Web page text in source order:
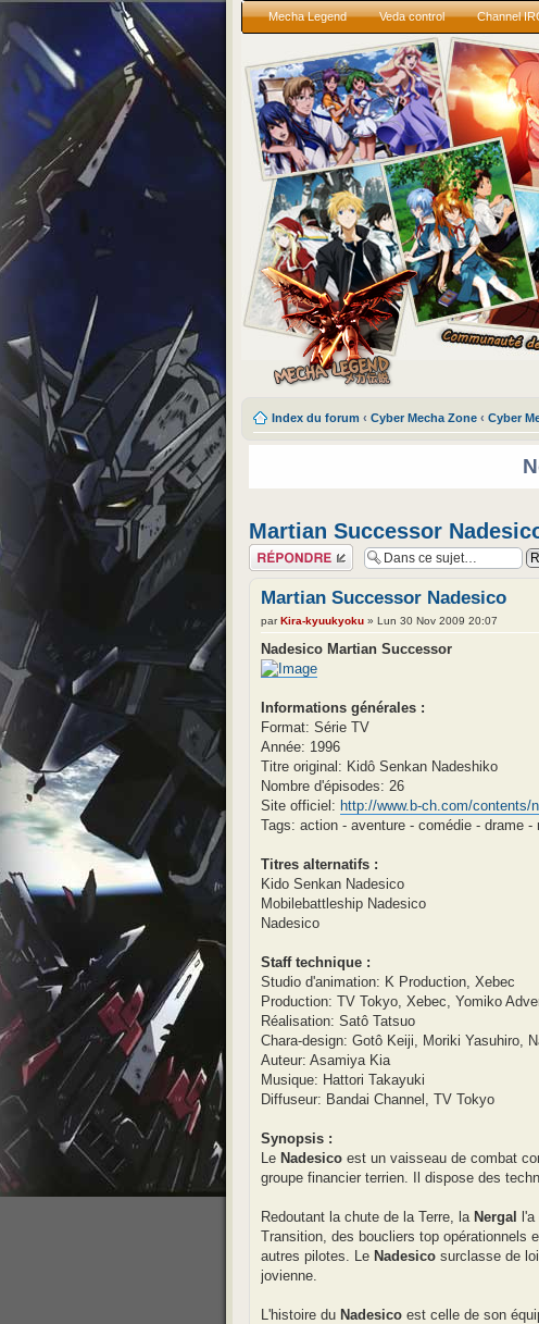
Mecha Legend Veda control Channel
Index du forum ‹ Cyber Mecha Zone ‹ Cyber
Martian Successor
Répondre
Martian Successor Nadesico
parKira-kyuukyoku » Lun 30 Nov 2009 20:07
Nadesico Martian Successor
Informations générales :
Format: Série TV
Année: 1996
Titre original: Kidô Senkan Nadeshiko
Nombre d'épisodes: 26
Site officiel: http://www.b-ch.com/contents/
Tags: action - aventure - comédie - drame
Titres alternatifs :
Kido Senkan Nadesico
Mobilebattleship Nadesico
Nadesico
Staff technique :
Studio d'animation: K Production, Xebec
Production: TV Tokyo, Xebec, Yomiko
Réalisation: Satô Tatsuo
Chara-design: Gotô Keiji, Moriki Yasuhiro,
Auteur: Asamiya Kia
Musique: Hattori Takayuki
Diffuseur: Bandai Channel, TV Tokyo
Synopsis :
Le Nadesico est un vaisseau de combat
groupe financier terrien. Il dispose des
Redoutant la chute de la Terre, la Nergal
Transition, des boucliers top opérationnels
autres pilotes. Le Nadesico surclasse de
jovienne.
L'histoire du Nadesico est celle de son